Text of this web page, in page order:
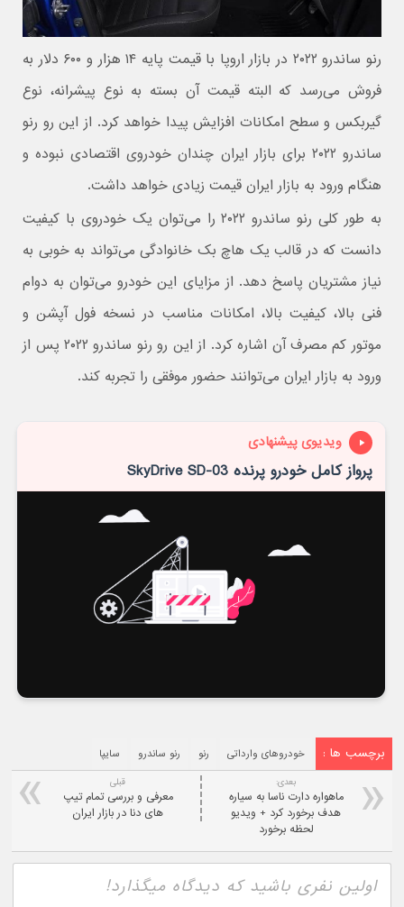
رنو ساندرو ۲۰۲۲ در بازار اروپا با قیمت پایه ۱۴ هزار و ۶۰۰ دلار به
فروش می‌رسد که البته قیمت آن بسته به نوع پیشرانه، نوع
گیربکس و سطح امکانات افزایش پیدا خواهد کرد. از این رو رنو
ساندرو ۲۰۲۲ برای بازار ایران چندان خودروی اقتصادی نبوده و
هنگام ورود به بازار ایران قیمت زیادی خواهد داشت.
به طور کلی رنو ساندرو ۲۰۲۲ را می‌توان یک خودروی با کیفیت
دانست که در قالب یک هاچ بک خانوادگی می‌تواند به خوبی به
نیاز مشتریان پاسخ دهد. از مزایای این خودرو می‌توان به دوام
فنی بالا، کیفیت بالا، امکانات مناسب در نسخه فول آپشن و
موتور کم مصرف آن اشاره کرد. از این رو رنو ساندرو ۲۰۲۲ پس از
ورود به بازار ایران می‌توانند حضور موفقی را تجربه کند.
ویدیوی پیشنهادی
پرواز کامل خودرو پرنده SkyDrive SD-03
برچسب ها : خودروهای وارداتی رنو رنو ساندرو سایپا
قبلی
معرفی و بررسی تمام تیپ
های دنا در بازار ایران
بعدی:
ماهواره دارت ناسا به سیاره
هدف برخورد کرد + ویدیو
لحظه برخورد